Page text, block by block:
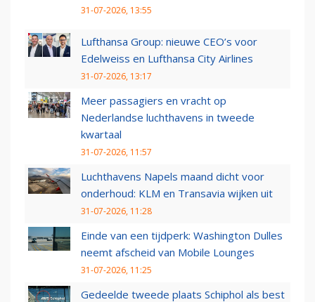
31-07-2026, 13:55
Lufthansa Group: nieuwe CEO’s voor
Edelweiss en Lufthansa City Airlines
31-07-2026, 13:17
Meer passagiers en vracht op
Nederlandse luchthavens in tweede
kwartaal
31-07-2026, 11:57
Luchthavens Napels maand dicht voor
onderhoud: KLM en Transavia wijken uit
31-07-2026, 11:28
Einde van een tijdperk: Washington Dulles
neemt afscheid van Mobile Lounges
31-07-2026, 11:25
Gedeelde tweede plaats Schiphol als best